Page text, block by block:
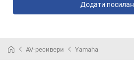
Додати
AV-ресивери Yamaha